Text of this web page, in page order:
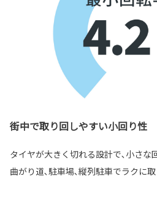
街中で取り回しやすい小回り性
タイヤが大きく切れる設計で､小さな
曲がり道､駐車場､縦列駐車でラクに取